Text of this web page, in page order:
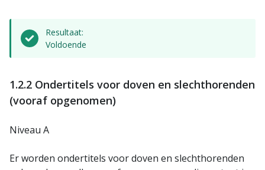
Resultaat:
Voldoende
1.2.2 Ondertitels voor doven en slechthorenden
(vooraf opgenomen)
Niveau A
Er worden ondertitels voor doven en slechthorenden